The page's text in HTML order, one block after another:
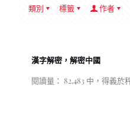
類別 標籤 作者
漢字解密，解密中國
閱讀量： 82,483 中，得義於